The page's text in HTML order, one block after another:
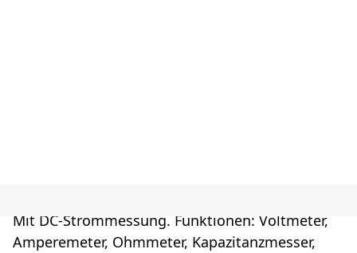
Mit DC-Strommessung. Funktionen: Voltmeter,
Amperemeter, Ohmmeter, Kapazitanzmesser,